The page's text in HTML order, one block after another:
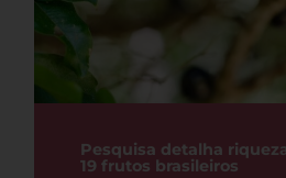
Pesquisa detalha
19 frutos brasileiros